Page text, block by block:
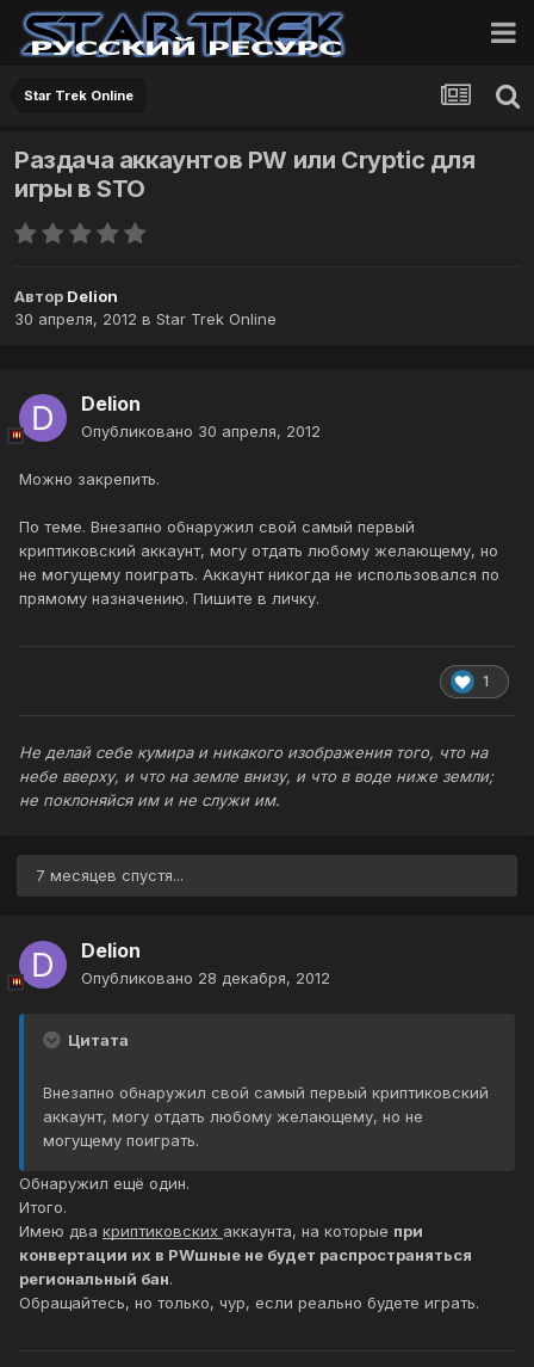
Star Trek Online
Раздача аккаунтов PW или Cryptic для
игры в STO
Автор Delion
30 апреля, 2012 в Star Trek Online
Delion
Опубликовано 30 апреля, 2012
Можно закрепить.
По теме. Внезапно обнаружил свой самый первый
криптиковский аккаунт, могу отдать любому желающему, но
не могущему поиграть. Аккаунт никогда не использовался по
прямому назначению. Пишите в личку.
1
Не делай себе кумира и никакого изображения того, что на
небе вверху, и что на земле внизу, и что в воде ниже земли;
не поклоняйся им и не служи им.
7 месяцев спустя...
Delion
Опубликовано 28 декабря, 2012
Цитата
Внезапно обнаружил свой самый первый криптиковский
аккаунт, могу отдать любому желающему, но не
могущему поиграть.
Обнаружил ещё один.
Итого.
Имею два криптиковских аккаунта, на которые при
конвертации их в PWшные не будет распространяться
региональный бан.
Обращайтесь, но только, чур, если реально будете играть.